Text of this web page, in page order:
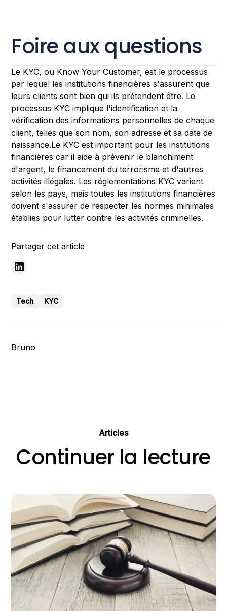
Foire aux questions
Le KYC, ou Know Your Customer, est le processus
par lequel les institutions financières s'assurent que
leurs clients sont bien qui ils prétendent être. Le
processus KYC implique l'identification et la
vérification des informations personnelles de chaque
client, telles que son nom, son adresse et sa date de
naissance.Le KYC est important pour les institutions
financières car il aide à prévenir le blanchiment
d'argent, le financement du terrorisme et d'autres
activités illégales. Les réglementations KYC varient
selon les pays, mais toutes les institutions financières
doivent s'assurer de respecter les normes minimales
établies pour lutter contre les activités criminelles.
Partager cet article
KYC
Tech
Bruno
Articles
Continuer la lecture